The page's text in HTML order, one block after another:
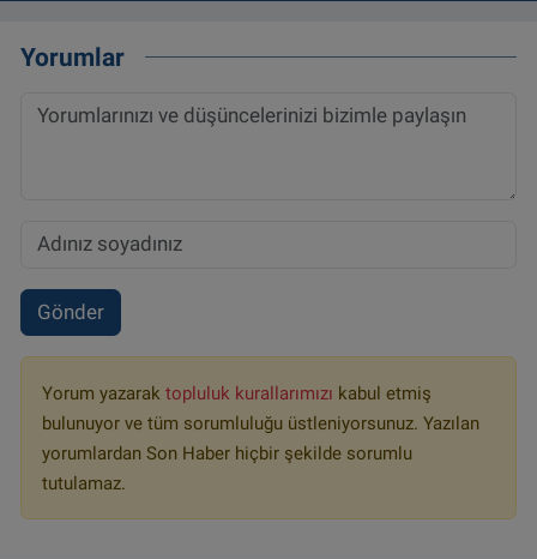
Yorumlar
Gönder
Yorum yazarak topluluk kurallarımızı kabul etmiş
bulunuyor ve tüm sorumluluğu üstleniyorsunuz. Yazılan
yorumlardan Son Haber hiçbir şekilde sorumlu
tutulamaz.